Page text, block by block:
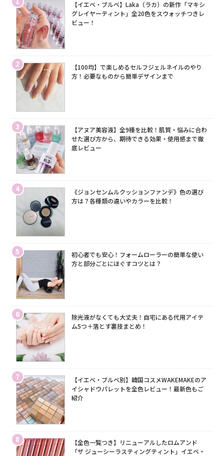
【イエベ・ブルベ】Laka（ラカ）の新作「マキシ
グレイヤーティント」全20色をスウォッチつきレ
ビュー！
2
【100均】で楽しめるセルフジェルネイルのやり
方！必要なものから簡単デザインまで
3
【アヌア美容液】全9種を比較！肌質・悩みに合わ
せた選び方から、期待できる効果・使用感まで徹
底レビュー
4
《ジョンセンムルクッションファンデ》色の選び
方は？各種類の違いやカラーを比較！
5
初心者でも安心！フォームローラーの簡単な使い
方と部分ごとにほぐすコツとは？
6
除光液がなくても大丈夫！自宅にある代用アイテ
ム5つ＋落とす裏技まとめ！
7
【イエベ・ブルベ別】韓国コスメWAKEMAKEのア
イシャドウパレットを全色レビュー！最新色もご
紹介
8
【全色一覧つき】リニューアルしたロムアンド
「ザ ジューシーラスティングティント」イエベ・